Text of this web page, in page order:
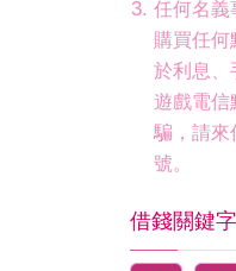
任何名義
購買任何
於利息、
遊戲電信
騙，請來
號。
借錢關鍵字